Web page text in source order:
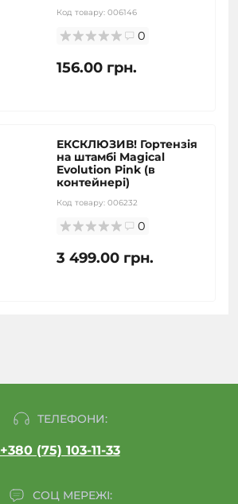
Код товару: 006146
0
156.00 грн.
ЕКСКЛЮЗИВ! Гортензія
на штамбі Magical
Evolution Pink (в
контейнері)
Код товару: 006232
0
3 499.00 грн.
ТЕЛЕФОНИ:
+380 (75) 103-11-33
СОЦ МЕРЕЖІ: